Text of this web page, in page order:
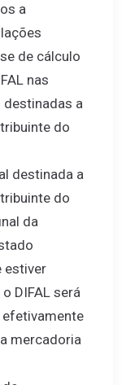
a
de cálculo
nas
a
do
destinada a
do
da
estiver
DIFAL será
efetivamente
mercadoria